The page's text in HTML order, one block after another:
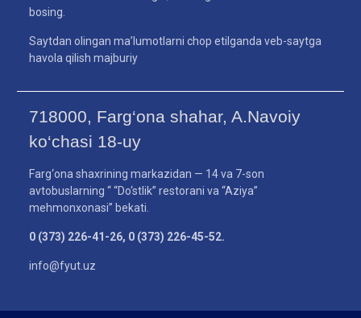
bosing.
Saytdan olingan ma’lumotlarni chop etilganda veb-saytga
havola qilish majburiy
718000, Farg‘ona shahar, A.Navoiy
ko‘chasi 18-uy
Farg‘ona shaxrining markazidan — 14 va 7-son
avtobuslarning “ “Do‘stlik” restorani va “Aziya”
mehmonxonasi” bekati.
0 (373) 226-41-26, 0 (373) 226-45-52.
info@fyut.uz